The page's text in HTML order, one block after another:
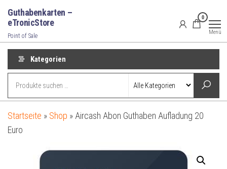
Inhalt
springen
Guthabenkarten –
eTronicStore
Point of Sale
0
Menü
Kategorien
Startseite » Shop » Aircash Abon Guthaben Aufladung 20
Euro